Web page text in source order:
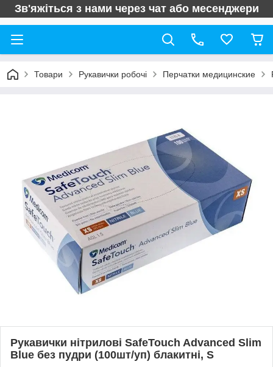
Зв'яжіться з нами через чат або месенджери
Товари Рукавички робочі Перчатки медицинские
Рукавички нітрилові SafeTouch Advanced Slim
Blue без пудри (100шт/уп) блакитні, S